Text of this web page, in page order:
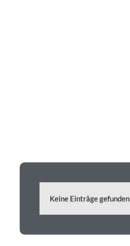
Keine Einträge gefunden